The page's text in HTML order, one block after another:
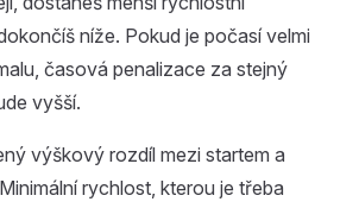
níže. Pokud je počasí velmi
časová penalizace za stejný
vyšší.
výškový rozdíl mezi startem a
rychlost, kterou je třeba